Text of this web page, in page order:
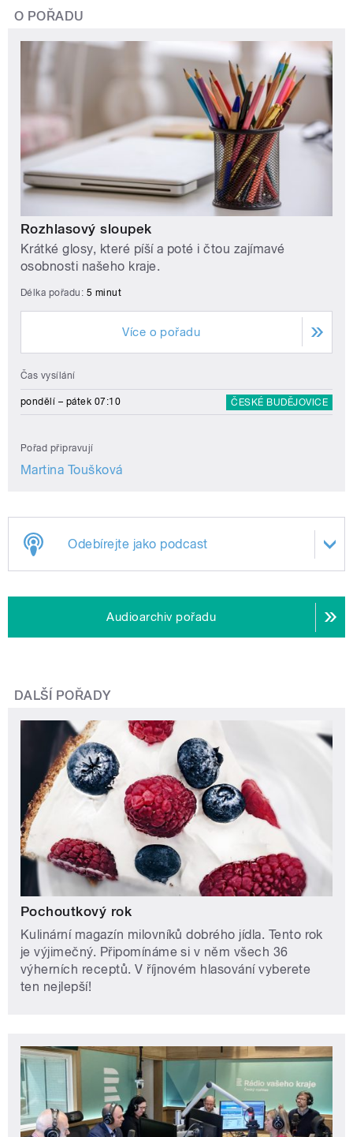
O POŘADU
Rozhlasový sloupek
Krátké glosy, které píší a poté i čtou zajímavé
osobnosti našeho kraje.
Délka pořadu: 5 minut
Více o pořadu
Čas vysílání
pondělí – pátek 07:10 ČESKÉ BUDĚJOVICE
Pořad připravují
Martina Toušková
Odebírejte jako podcast
Audioarchiv pořadu
DALŠÍ POŘADY
Pochoutkový rok
Kulinární magazín milovníků dobrého jídla. Tento rok
je výjimečný. Připomínáme si v něm všech 36
výherních receptů. V říjnovém hlasování vyberete
ten nejlepší!